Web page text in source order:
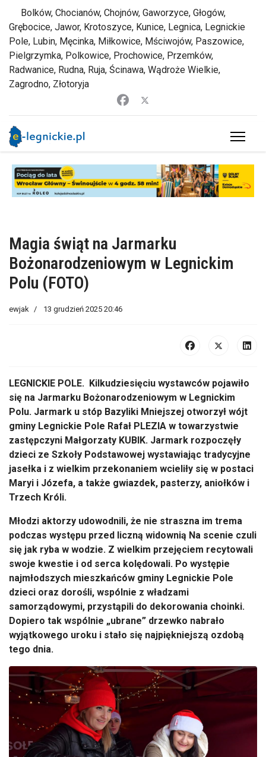
Bolków, Chocianów, Chojnów, Gaworzyce, Głogów,
Grębocice, Jawor, Krotoszyce, Kunice, Legnica, Legnickie
Pole, Lubin, Męcinka, Miłkowice, Mściwojów, Paszowice,
Pielgrzymka, Polkowice, Prochowice, Przemków,
Radwanice, Rudna, Ruja, Ścinawa, Wądroże Wielkie,
Zagrodno, Złotoryja
Magia świąt na Jarmarku
Bożonarodzeniowym w Legnickim
Polu (FOTO)
ewjak 13 grudzień 2025 20:46
LEGNICKIE POLE. Kilkudziesięciu wystawców pojawiło
się na Jarmarku Bożonarodzeniowym w Legnickim
Polu. Jarmark u stóp Bazyliki Mniejszej otworzył wójt
gminy Legnickie Pole Rafał PLEZIA w towarzystwie
zastępczyni Małgorzaty KUBIK. Jarmark rozpoczęły
dzieci ze Szkoły Podstawowej wystawiając tradycyjne
jasełka i z wielkim przekonaniem wcieliły się w postaci
Maryi i Józefa, a także gwiazdek, pasterzy, aniołków i
Trzech Króli.
Młodzi aktorzy udowodnili, że nie straszna im trema
podczas występu przed liczną widownią Na scenie czuli
się jak ryba w wodzie. Z wielkim przejęciem recytowali
swoje kwestie i od serca kolędowali. Po występie
najmłodszych mieszkańców gminy Legnickie Pole
dzieci oraz dorośli, wspólnie z władzami
samorządowymi, przystąpili do dekorowania choinki.
Dopiero tak wspólnie „ubrane” drzewko nabrało
wyjątkowego uroku i stało się najpiękniejszą ozdobą
tego dnia.